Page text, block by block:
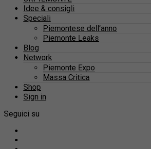
Idee & consigli
Speciali
Piemontese dell’anno
Piemonte Leaks
Blog
Network
Piemonte Expo
Massa Critica
Shop
Sign in
Seguici su